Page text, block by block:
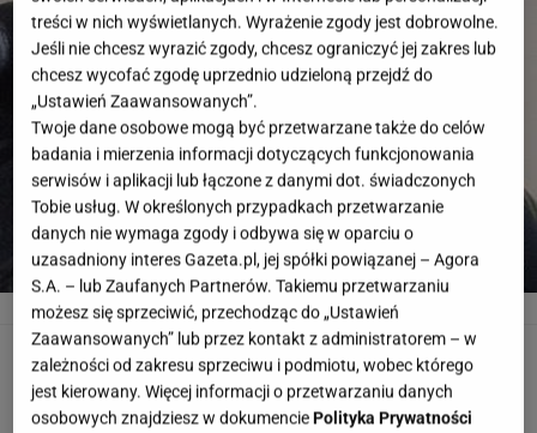
Instagram Anny Lewandowskiej
Anna Lewandowska podzieliła się sposobem
na oczyszczenie organizmu
treści w nich wyświetlanych. Wyrażenie zgody jest dobrowolne.
Jeśli nie chcesz wyrazić zgody, chcesz ograniczyć jej zakres lub
chcesz wycofać zgodę uprzednio udzieloną przejdź do
„Ustawień Zaawansowanych”.
Twoje dane osobowe mogą być przetwarzane także do celów
badania i mierzenia informacji dotyczących funkcjonowania
serwisów i aplikacji lub łączone z danymi dot. świadczonych
Tobie usług. W określonych przypadkach przetwarzanie
danych nie wymaga zgody i odbywa się w oparciu o
uzasadniony interes Gazeta.pl, jej spółki powiązanej – Agora
S.A. – lub Zaufanych Partnerów. Takiemu przetwarzaniu
możesz się sprzeciwić, przechodząc do „Ustawień
Zaawansowanych” lub przez kontakt z administratorem – w
zależności od zakresu sprzeciwu i podmiotu, wobec którego
jest kierowany. Więcej informacji o przetwarzaniu danych
osobowych znajdziesz w dokumenciePolityka Prywatności